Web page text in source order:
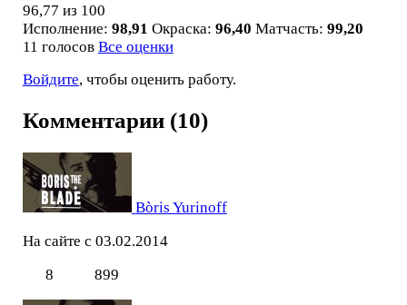
96,77 из 100
Исполнение: 98,91 Окраска: 96,40 Матчасть: 99,20
11 голосов Все оценки
Войдите, чтобы оценить работу.
Комментарии (10)
Bòris Yurinoff
На сайте с 03.02.2014
8
899